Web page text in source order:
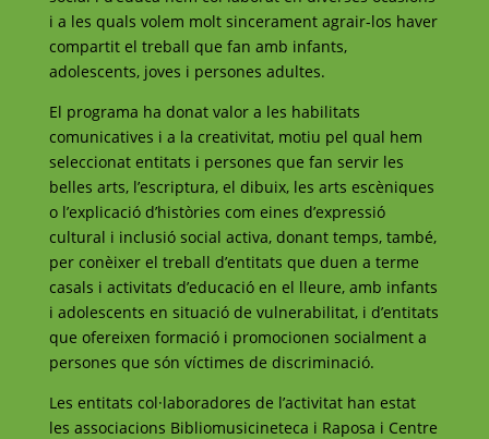
i a les quals volem molt sincerament agrair-los haver
compartit el treball que fan amb infants,
adolescents, joves i persones adultes.
El programa ha donat valor a les habilitats
comunicatives i a la creativitat, motiu pel qual hem
seleccionat entitats i persones que fan servir les
belles arts, l’escriptura, el dibuix, les arts escèniques
o l’explicació d’històries com eines d’expressió
cultural i inclusió social activa, donant temps, també,
per conèixer el treball d’entitats que duen a terme
casals i activitats d’educació en el lleure, amb infants
i adolescents en situació de vulnerabilitat, i d’entitats
que ofereixen formació i promocionen socialment a
persones que són víctimes de discriminació.
Les entitats col·laboradores de l’activitat han estat
les associacions Bibliomusicineteca i Raposa i Centre